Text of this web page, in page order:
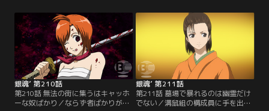
しまい、全蔵の計画は台無しに！一
足先に屋敷に戻り、居眠りをこく神
楽と定春の元に第一の刺客、寝込み
専門の殺し屋の魔の手が忍び寄
る…。果たして最強の仕置き人VS必
殺万事屋の戦いの行方はいかに！
【提供：バンダイチャンネル】
が経とうとしていた。だが油断する
ことなかれ、「いつまでもあると思
うな親とアニメ銀魂」前回のシリー
ズの反省を決して忘れてはいけな
い。【提供：バンダイチャンネル】
銀魂’ 第210話
第210話 無法の街に集うはキャッホ
ーな奴ばかり／ならず者ばかりが集
銀魂’ 第211話
第211話 墓場で暴れるのは幽霊だけ
でない／溝鼠組の構成員に手を出し